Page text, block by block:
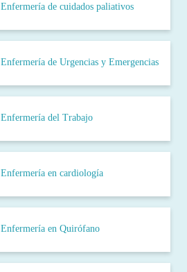
Enfermería de cuidados paliativos
Enfermería de Urgencias y Emergencias
Enfermería del Trabajo
Enfermería en cardiología
Enfermería en Quirófano